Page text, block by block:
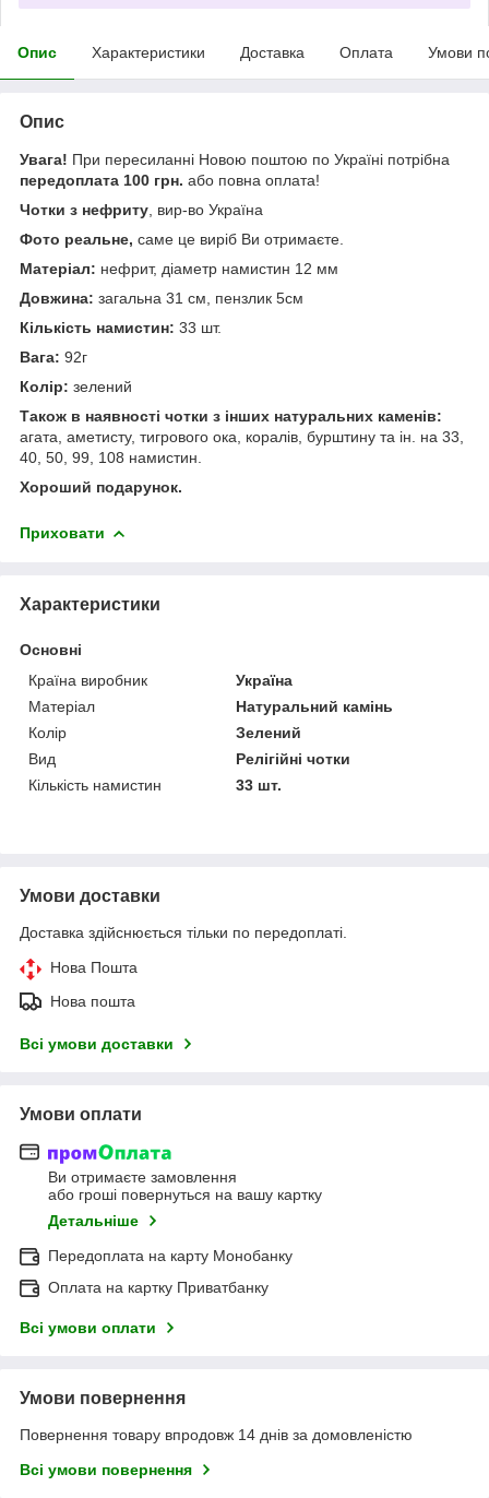
Опис Характеристики Доставка Оплата Умови
Опис
Увага! При пересиланні Новою поштою по Україні потрібна
передоплата 100 грн. або повна оплата!
Чотки з нефриту , вир-во Україна
Фото реальне, саме це виріб Ви отримаєте.
Матеріал: нефрит, діаметр намистин 12 мм
Довжина: загальна 31 см, пензлик 5см
Кількість намистин: 33 шт.
Вага: 92г
Колір: зелений
Також в наявності чотки з інших натуральних каменів:
агата, аметисту, тигрового ока, коралів, бурштину та ін. на 33,
40, 50, 99, 108 намистин.
Хороший подарунок.
Приховати
Характеристики
Основні
Країна виробник
Україна
Матеріал
Натуральний камінь
Колір
Зелений
Вид
Релігійні чотки
Кількість намистин
33 шт.
Умови доставки
Доставка здійснюється тільки по передоплаті.
Нова Пошта
Нова пошта
Всі умови доставки
Умови оплати
Ви отримаєте замовлення
або гроші повернуться на вашу картку
Детальніше
Передоплата на карту Монобанку
Оплата на картку Приватбанку
Всі умови оплати
Умови повернення
Повернення товару впродовж 14 днів за домовленістю
Всі умови повернення